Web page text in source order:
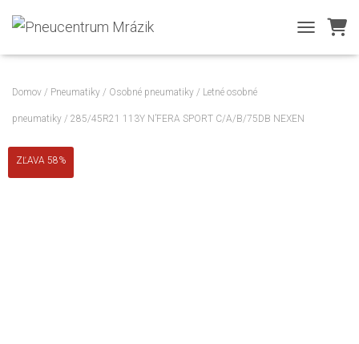
TOGGLE
Domov / Pneumatiky / Osobné pneumatiky / Letné osobné
pneumatiky / 285/45R21 113Y N’FERA SPORT C/A/B/75DB NEXEN
ZĽAVA 58%